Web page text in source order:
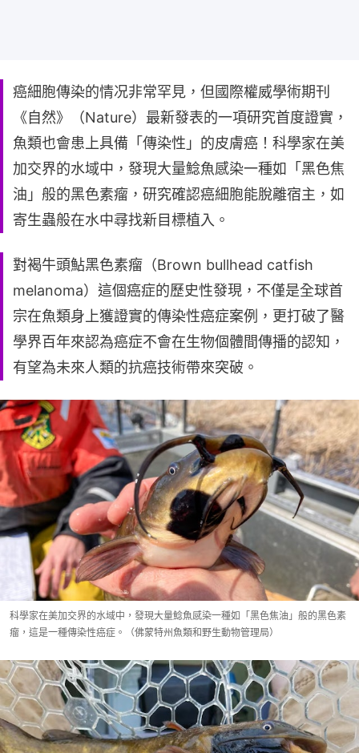
癌細胞傳染的情况非常罕見，但國際權威學術期刊
《自然》（Nature）最新發表的一項研究首度證實，
魚類也會患上具備「傳染性」的皮膚癌！科學家在美
加交界的水域中，發現大量鯰魚感染一種如「黑色焦
油」般的黑色素瘤，研究確認癌細胞能脫離宿主，如
寄生蟲般在水中尋找新目標植入。
對褐牛頭鮎黑色素瘤（Brown bullhead catfish
melanoma）這個癌症的歷史性發現，不僅是全球首
宗在魚類身上獲證實的傳染性癌症案例，更打破了醫
學界百年來認為癌症不會在生物個體間傳播的認知，
有望為未來人類的抗癌技術帶來突破。
科學家在美加交界的水域中，發現大量鯰魚感染一種如「黑色焦油」般的黑色素
瘤，這是一種傳染性癌症。（佛蒙特州魚類和野生動物管理局）